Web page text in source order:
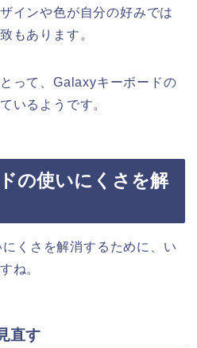
インや色が自分の好みでは
もあります。
って、Galaxyキーボードの
いるようです。
の使いにくさを解
くさを解消するために、い
ね。
直す